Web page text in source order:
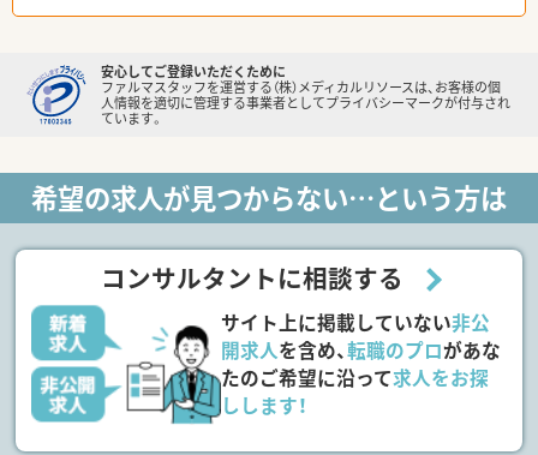
安心してご登録いただくために
ファルマスタッフを運営する（株）メディカルリソースは、お客様の個
人情報を適切に管理する事業者としてプライバシーマークが付与され
ています。
希望の求人が見つからない…という方は
コンサルタントに相談する
サイト上に掲載していない非公
開求人を含め、転職のプロがあな
たのご希望に沿って求人をお探
しします！